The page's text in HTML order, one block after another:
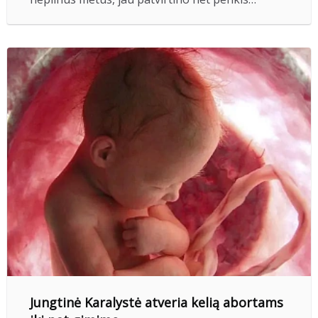
Jungtinė Karalystė atveria kelią abortams